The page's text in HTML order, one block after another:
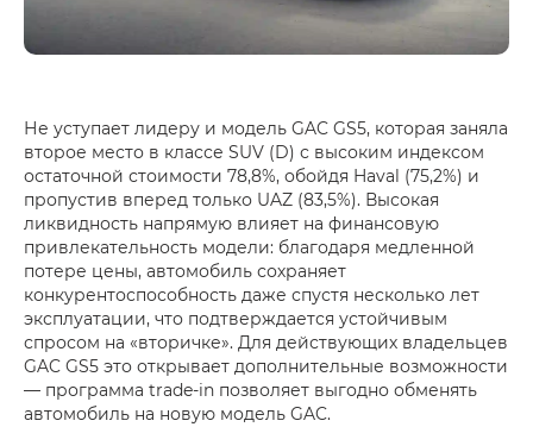
Не уступает лидеру и модель GAC GS5, которая заняла
второе место в классе SUV (D) с высоким индексом
остаточной стоимости 78,8%, обойдя Haval (75,2%) и
пропустив вперед только UAZ (83,5%). Высокая
ликвидность напрямую влияет на финансовую
привлекательность модели: благодаря медленной
потере цены, автомобиль сохраняет
конкурентоспособность даже спустя несколько лет
эксплуатации, что подтверждается устойчивым
спросом на «вторичке». Для действующих владельцев
GAC GS5 это открывает дополнительные возможности
— программа trade-in позволяет выгодно обменять
автомобиль на новую модель GAC.